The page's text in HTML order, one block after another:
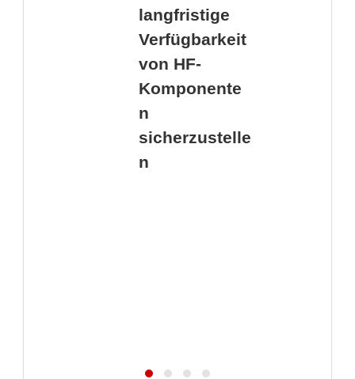
langfristige
Verfügbarkeit
von HF-
Komponente
n
sicherzustelle
n